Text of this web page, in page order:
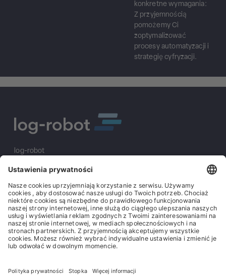
konkretne wymagania:
Z przyjemnością
pomożemy Ci
zoptymalizować
procesy automatyzacji i
strategię cyfryzacji.
log-robot
Sailerwöhr 16
94032 Passau
+49 (0) 851/2009 30 10
info@log-robot.com
Rozwiązania
O nas
Stopka redakcyjna
Ogólne warunki zakupu